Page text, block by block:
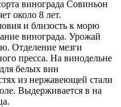
винограда Совиньон
около 8 лет.
и близость к морю
винограда. Урожай
Отделение мезги
пресса. На винодельне
белых вин
из нержавеющей стали
Выдерживается в на